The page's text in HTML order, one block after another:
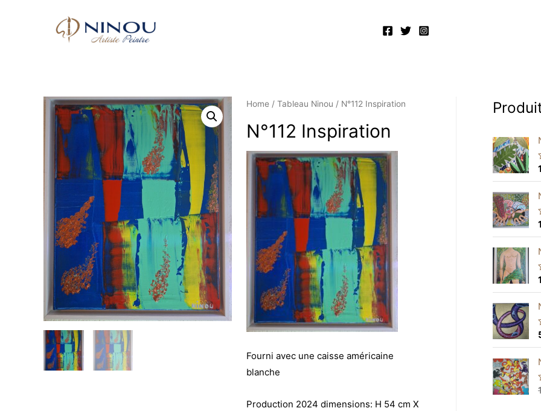
Home /Tableau Ninou / N°112 Inspiration
N°112 Inspiration
Fourni avec une caisse américaine
blanche
Production 2024 dimensions: H 54 cm X
o